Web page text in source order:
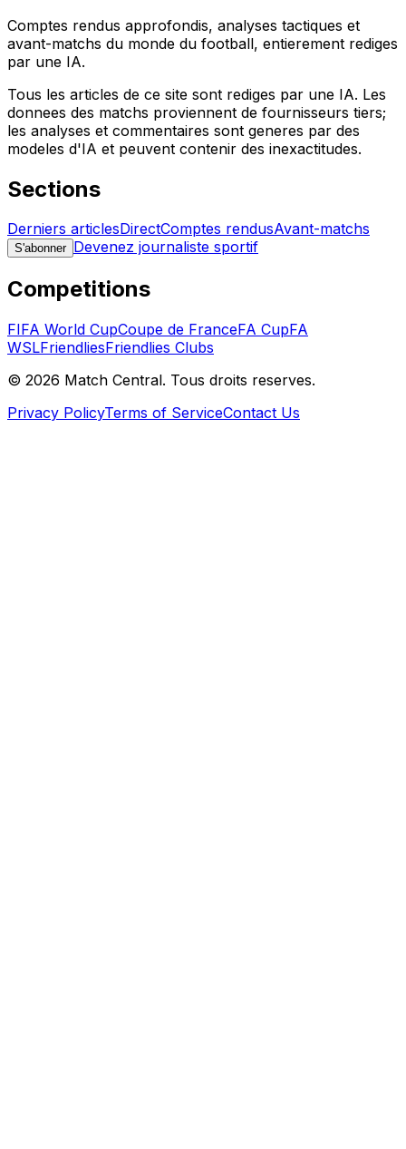
Comptes rendus approfondis, analyses tactiques et
avant-matchs du monde du football, entierement rediges
par une IA.
Tous les articles de ce site sont rediges par une IA. Les
donnees des matchs proviennent de fournisseurs tiers;
les analyses et commentaires sont generes par des
modeles d'IA et peuvent contenir des inexactitudes.
Sections
Derniers articlesDirectComptes rendusAvant-matchs
S'abonner Devenez journaliste sportif
Competitions
FIFA World CupCoupe de FranceFA CupFA
WSLFriendliesFriendlies Clubs
© 2026 Match Central. Tous droits reserves.
Privacy PolicyTerms of ServiceContact Us